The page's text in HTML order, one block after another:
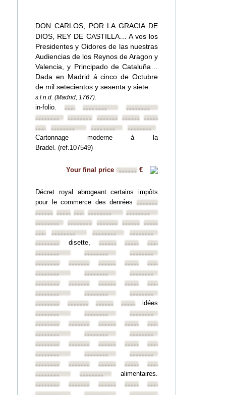
DON CARLOS, POR LA GRACIA DE
DIOS, REY DE CASTILLA… A vos los
Presidentes y Oidores de las nuestras
Audiencias de los Reynos de Aragon y
Valencia, y Principado de Cataluña…
Dada en Madrid á cinco de Octubre
de mil setecientos y sesenta y siete.
s.l.n.d. (Madrid, 1767).
in-folio. ••••••••••••••••
••••••••
••••••••
•••••••• •••••••• ••••••••••••••••
•••••••••••••••• ••••••••
••••••••
Cartonnage moderne à la
Bradel. (ref.107549)
Your final price •••••• €
Décret royal abrogeant certains impôts
pour le commerce des denrées ••••••••
••••••••••••••••••••••••••••••••
••••••••
••••••••
•••••••• •••••••• ••••••••••••••••
•••••••••••••••• ••••••••
••••••••
•••••••• disette, •••••••• ••••••••••••••••
••••••••
••••••••
••••••••
••••••••
•••••••• •••••••• ••••••••••••••••
••••••••
••••••••
••••••••
••••••••
•••••••• •••••••• ••••••••••••••••
••••••••
••••••••
••••••••
••••••••
•••••••• •••••••• ••••••••idées
••••••••
••••••••
••••••••
••••••••
•••••••• •••••••• ••••••••••••••••
••••••••
••••••••
••••••••
••••••••
•••••••• •••••••• ••••••••••••••••
••••••••
••••••••
••••••••
••••••••
•••••••• •••••••• ••••••••••••••••
••••••••
••••••••
alimentaires.
••••••••
•••••••• •••••••• ••••••••••••••••